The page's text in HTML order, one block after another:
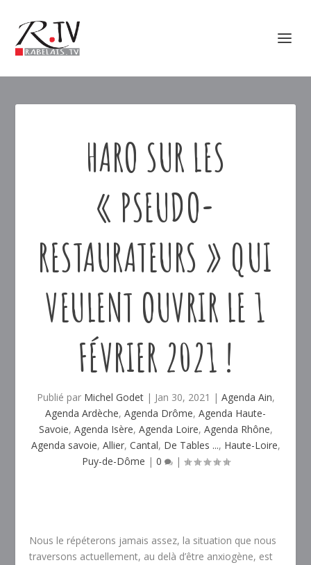
HARO SUR LES
« PSEUDO-
RESTAURATEURS » QUI
VEULENT OUVRIR LE 1
FÉVRIER 2021 !
Publié par Michel Godet| Jan 30, 2021 | Agenda Ain,
Agenda Ardèche, Agenda Drôme, Agenda Haute-
Savoie, Agenda Isère, Agenda Loire, Agenda Rhône,
Agenda savoie, Allier, Cantal, De Tables ..., Haute-Loire,
Puy-de-Dôme | 0 |
Nous le répéterons jamais assez, la situation que nous
traversons actuellement, au delà d’être anxiogène, est